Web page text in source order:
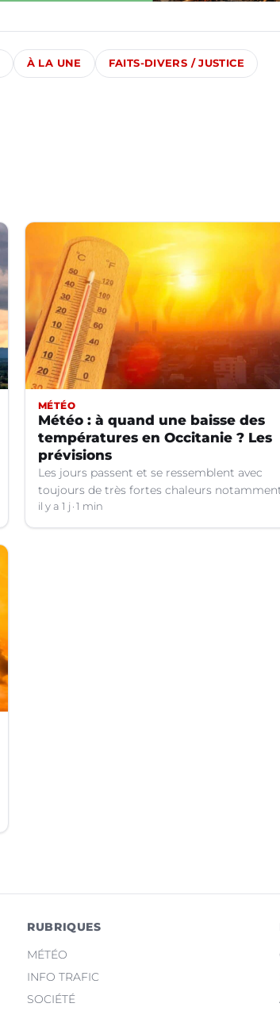
À LA UNE FAITS-DIVERS / JUSTICE
MÉTÉO
Météo : à quand une baisse des
températures en Occitanie ? Les
prévisions
Les jours passent et se ressemblent avec
toujours de très fortes chaleurs
dans le Languedoc. Jusqu’à quand ?
il y a 1 j 1 min
RUBRIQUES
MÉTÉO
INFO TRAFIC
SOCIÉTÉ